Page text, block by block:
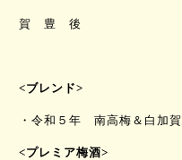
賀 豊 後
<ブレンド>
・令和５年 南高梅＆白加賀
<プレミア梅酒>